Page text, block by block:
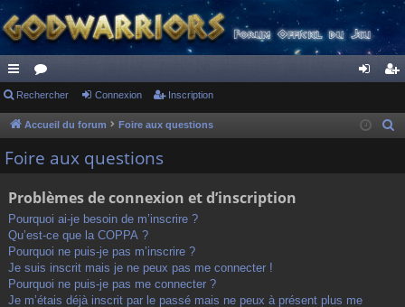
ac
co
ur
s
or
u ne cri
Rechercher Connexion Inscription
Accueil du forum Foire aux questions
Foire aux questions
Problèmes de connexion et d’inscription
Pourquoi ai-je besoin de m’inscrire ?
Qu’est-ce que la COPPA ?
Pourquoi ne puis-je pas m’inscrire ?
Je suis inscrit mais je ne peux pas me connecter !
Pourquoi ne puis-je pas me connecter ?
Je m’étais déjà inscrit par le passé mais ne peux à présent plus me